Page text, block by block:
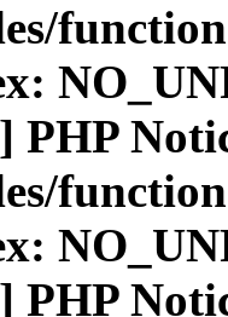
PHP
PHP